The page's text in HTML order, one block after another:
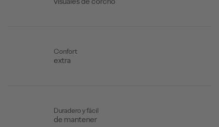
Confort
extra
Duradero y fácil
de mantener